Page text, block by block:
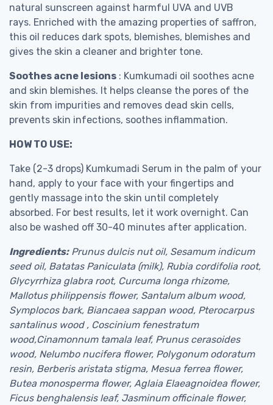
natural sunscreen against harmful UVA and UVB
rays. Enriched with the amazing properties of saffron,
this oil reduces dark spots, blemishes, blemishes and
gives the skin a cleaner and brighter tone.
Soothes acne lesions : Kumkumadi oil soothes acne
and skin blemishes. It helps cleanse the pores of the
skin from impurities and removes dead skin cells,
prevents skin infections, soothes inflammation.
HOW TO USE:
Take (2-3 drops) Kumkumadi Serum in the palm of your
hand, apply to your face with your fingertips and
gently massage into the skin until completely
absorbed. For best results, let it work overnight. Can
also be washed off 30-40 minutes after application.
Ingredients:Prunus dulcis nut oil, Sesamum indicum
seed oil, Batatas Paniculata (milk), Rubia cordifolia root,
Glycyrrhiza glabra root, Curcuma longa rhizome,
Mallotus philippensis flower, Santalum album wood,
Symplocos bark, Biancaea sappan wood, Pterocarpus
santalinus wood , Coscinium fenestratum
wood,Cinamonnum tamala leaf, Prunus cerasoides
wood, Nelumbo nucifera flower, Polygonum odoratum
resin, Berberis aristata stigma, Mesua ferrea flower,
Butea monosperma flower, Aglaia Elaeagnoidea flower,
Ficus benghalensis leaf, Jasminum officinale flower,